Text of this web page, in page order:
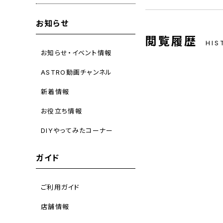
お知らせ
お知らせ・イベント情報
ASTRO動画チャンネル
新着情報
お役立ち情報
DIYやってみたコーナー
ガイド
ご利用ガイド
店舗情報
閲覧履歴